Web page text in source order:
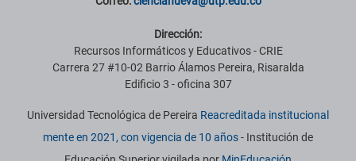
Dirección:
Recursos Informáticos y Educativos - CRIE
Carrera 27 #10-02 Barrio Álamos Pereira, Risaralda
Edificio 3 - oficina 307
Universidad Tecnológica de Pereira Reacreditada institucional
mente en 2021, con vigencia de 10 años- Institución de